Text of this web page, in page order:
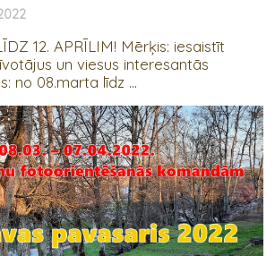
12. APRĪLIM! Mērķis: iesaistīt
un viesus interesantās
no 08.marta līdz ...